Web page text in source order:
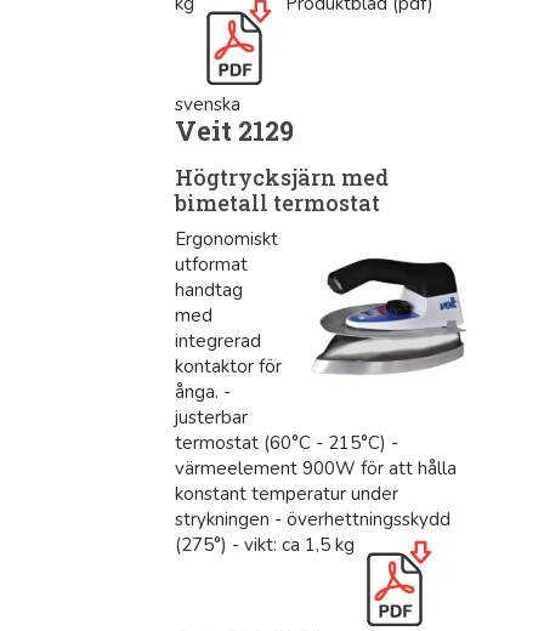
svenska
Veit 2129
Högtrycksjärn med
bimetall termostat
Ergonomiskt
utformat
handtag
med
integrerad
kontaktor för
ånga. -
justerbar
termostat (60°C - 215°C) -
värmeelement 900W för att hålla
konstant temperatur under
strykningen - överhettningsskydd
(275°) - vikt: ca 1,5 kg